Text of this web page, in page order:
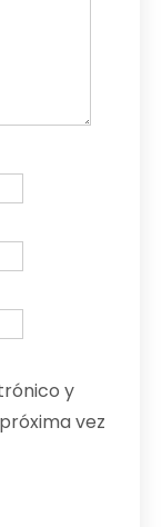
y
vez